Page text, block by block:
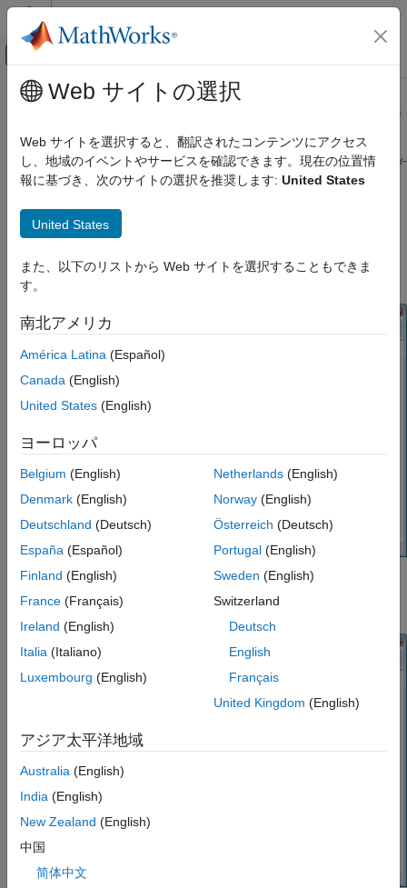
コンテンツへスキップ
オフキャンバス ナビゲーション メ
ドキュメンテーションのホーム
Control Systems
STM32 Microcontroller Blockset
STMicroelectronics Nucleo Boards
Install Drivers for the Nucleo Boards
メインコンテンツ
Install Drivers for the Nucleo Boards
Click the link:https://www.st.com/en/development-tools/stsw-
link009.html
Download the STSW-LINK009 software on your computer.
ST-Link Debug option underOther devices.
Right click the ST-Link Debug option and select
Driver Software
Web サイトの選択
Web サイトを選択すると、翻訳されたコンテンツにアクセス
し、地域のイベントやサービスを確認できます。現在の位置情
報に基づき、次のサイトの選択を推奨します: United States
United States
また、以下のリストから Web サイトを選択することもできま
す。
南北アメリカ
América Latina (Español)
Canada (English)
United States (English)
ヨーロッパ
Belgium (English)
Denmark (English)
Deutschland (Deutsch)
España (Español)
Finland (English)
France (Français)
Ireland (English)
Italia (Italiano)
Luxembourg (English)
Netherlands(English)
Norway(English)
Österreich (Deutsch)
Portugal(English)
Sweden (English)
Switzerland
Deutsch
English
Français
United Kingdom (English)
アジア太平洋地域
Australia (English)
India (English)
New Zealand (English)
中国
简体中文